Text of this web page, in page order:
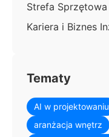
Strefa Sprzętowa
Kariera i Biznes
Tematy
AI w projektowaniu
aranżacja wnętrz